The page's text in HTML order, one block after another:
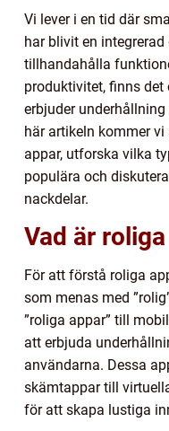
Vi lever i en tid där
har blivit en
tillhandahålla
produktivitet, finns
erbjuder
här artikeln kommer
appar, utforska vilka
populära och
nackdelar.
Vad är
För att förstå roliga
som menas med
”roliga appar” till
att erbjuda
användarna. Dessa
skämtappar till
för att skapa lustiga